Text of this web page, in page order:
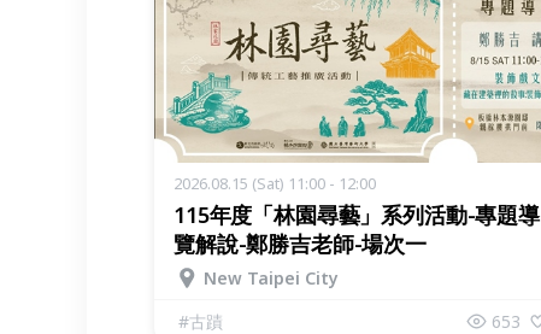
2026.08.15 (Sat) 11:00 - 12:00
115年度「林園尋藝」系列活動-專題導
覽解說-鄭勝吉老師-場次一
New Taipei City
#古蹟 653